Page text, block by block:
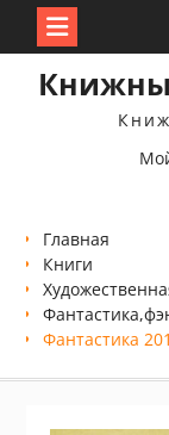
Главная
Книги
Фантастика